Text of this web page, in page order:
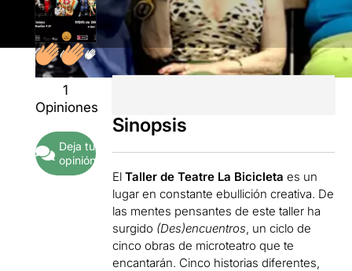
1
Opiniones
Deja tu
opinión
Sinopsis
ElTaller de Teatre La Bicicletaes un
lugar en constante ebullición creativa. De
las mentes pensantes de este taller ha
surgido (Des)encuentros , un ciclo de
cinco obras de microteatroque te
encantarán. Cinco historias diferentes,